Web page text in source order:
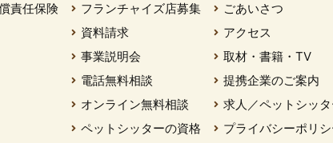
責任保険
フランチャイズ店募集
資料請求
事業説明会
電話無料相談
オンライン無料相談
ペットシッターの資格
ごあいさつ
アクセス
取材・書籍・TV
提携企業のご案内
求人／ペットシッ
プライバシーポリ